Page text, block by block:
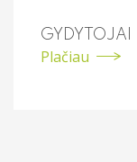
GYDYTOJAI
Plačiau